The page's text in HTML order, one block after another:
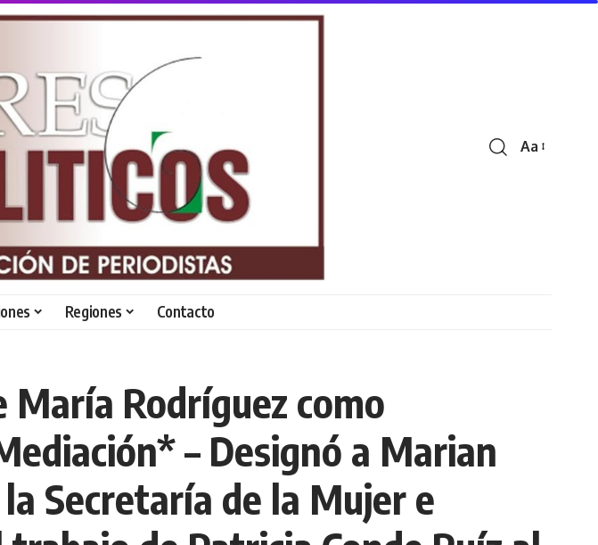
Font
Aa
Regiones Contacto
María Rodríguez como
– Designó a Marian
Secretaría de la Mujer e